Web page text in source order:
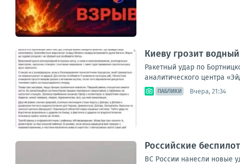
Киеву грозит
Ракетный удар по
аналитического центра
ПАБЛИКИ Вчера, 21:34
Российские
ВС России нанесли новые